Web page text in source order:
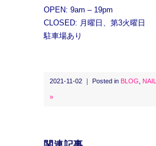
OPEN: 9am – 19pm
CLOSED: 月曜日、第3火曜日
駐車場あり
2021-11-02 ｜ Posted in BLOG NAIL
»